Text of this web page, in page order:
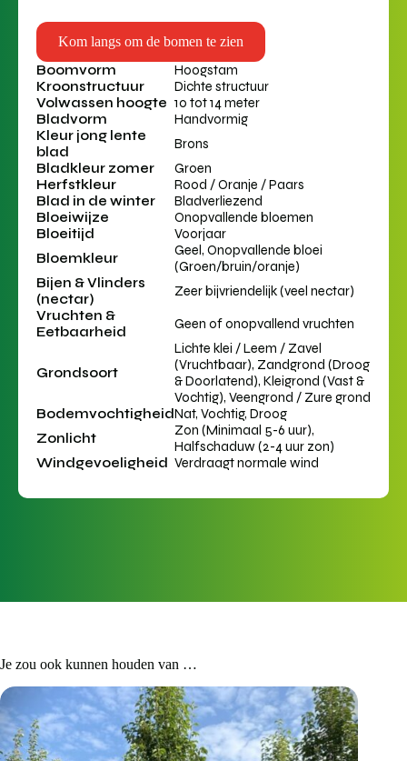
Kom langs om de bomen te zien
Boomvorm
Hoogstam
Kroonstructuur
Dichte structuur
Volwassen hoogte 10 tot 14 meter
Bladvorm
Handvormig
Kleur jong lente
blad
Brons
Bladkleur zomer
Groen
Herfstkleur
Rood / Oranje / Paars
Blad in de winter
Bladverliezend
Bloeiwijze
Onopvallende bloemen
Bloeitijd
Voorjaar
Bloemkleur
Geel, Onopvallende bloei
(Groen/bruin/oranje)
Bijen & Vlinders
(nectar)
Zeer bijvriendelijk (veel nectar)
Vruchten &
Eetbaarheid
Geen of onopvallend vruchten
Grondsoort
Lichte klei / Leem / Zavel
(Vruchtbaar), Zandgrond (Droog
& Doorlatend), Kleigrond (Vast &
Vochtig), Veengrond / Zure grond
BodemvochtigheidNat, Vochtig, Droog
Zonlicht
Zon (Minimaal 5-6 uur),
Halfschaduw (2-4 uur zon)
Windgevoeligheid Verdraagt normale wind
Je zou ook kunnen houden van …